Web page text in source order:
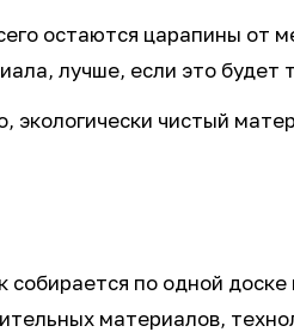
остаются царапины от
лучше, если это будет
чистый
по одной
материалов,